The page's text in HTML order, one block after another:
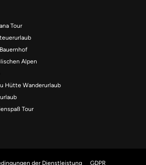
Tour
Alpen
Hütte Wanderurlaub
Tour
der Dienstleistung GDPR